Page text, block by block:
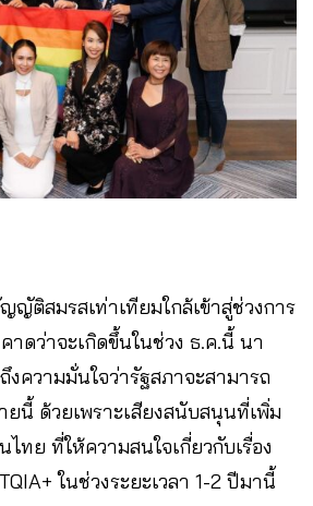
ติสมรสเท่าเทียมใกล้เข้าสู่ช่วงการ
าดว่าจะเกิดขึ้นในช่วง ธ.ค.นี้ นา
งความมั่นใจว่ารัฐสภาจะสามารถ
นี้ ด้วยเพราะเสียงสนับสนุนที่เพิ่ม
ทย ที่ให้ความสนใจเกี่ยวกับเรื่อง
ในช่วงระยะเวลา 1-2 ปีมานี้